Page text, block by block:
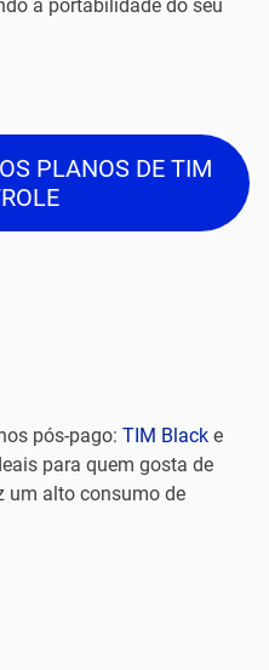
a portabilidade do seu
PLANOS DE TIM
pós-pago: TIM Black e
para quem gosta de
um alto consumo de